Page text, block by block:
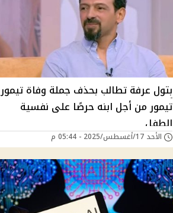
بتول عرفة تطالب بحذف جملة وفاة تيمور
تيمور من أجل ابنه حرصًا على نفسية
الطفل
الأحد 17/أغسطس/2025 - 05:44 م